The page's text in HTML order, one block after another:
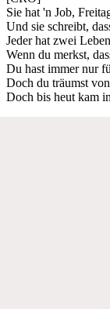
Sie hat 'n Job,
Und sie schreibt,
Jeder hat zwei
Wenn du merkst,
Du hast immer nur
Doch du träumst
Doch bis heut kam